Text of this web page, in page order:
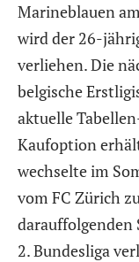
Marineblauen
wird der 26-
verliehen. Die
belgische
aktuelle
Kaufoption
wechselte im
vom FC Zürich
darauffolgenden
2. Bundesliga